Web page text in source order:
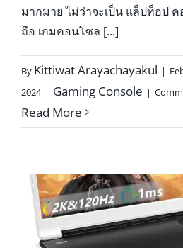
มากมาย ไม่ว่าจะเป็น แล็ปท็อป
ถือ เกมคอนโซล [...]
By Kittiwat Arayachayakul |
2024 | Gaming Console |
Read More